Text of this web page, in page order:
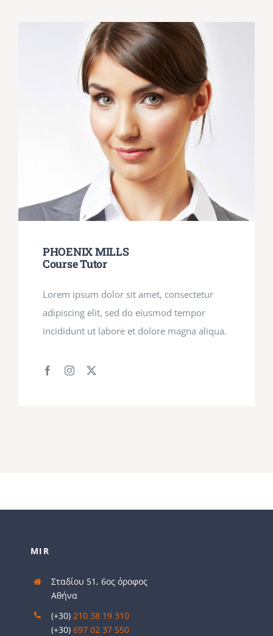
PHOENIX MILLS
Course Tutor
Lorem ipsum dolor sit amet, consectetur
adipiscing elit, sed do eiusmod tempor
incididunt ut labore et dolore magna aliqua.
MIR
Σταδίου 51, 6ος όροφος
Αθήνα
(+30) 210 38 19 310
(+30) 697 02 37 550